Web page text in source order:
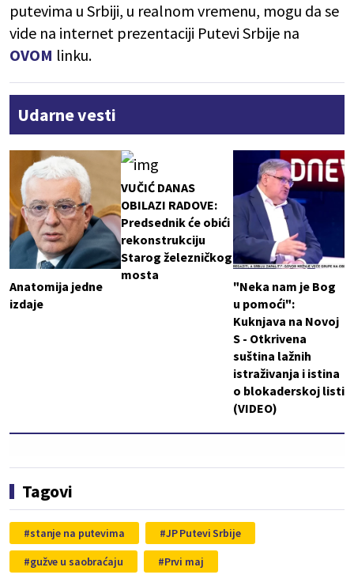
putevima u Srbiji, u realnom vremenu, mogu da se
vide na internet prezentaciji Putevi Srbije na
OVOM linku.
Udarne vesti
Anatomija jedne
izdaje
VUČIĆ DANAS
OBILAZI RADOVE:
Predsednik će obići
rekonstrukciju
Starog železničkog
mosta
"Neka nam je Bog
u pomoći":
Kuknjava na Novoj
S - Otkrivena
suština lažnih
istraživanja i istina
o blokaderskoj listi
(VIDEO)
Tagovi
stanje na putevima
JP Putevi Srbije
gužve u saobraćaju
Prvi maj